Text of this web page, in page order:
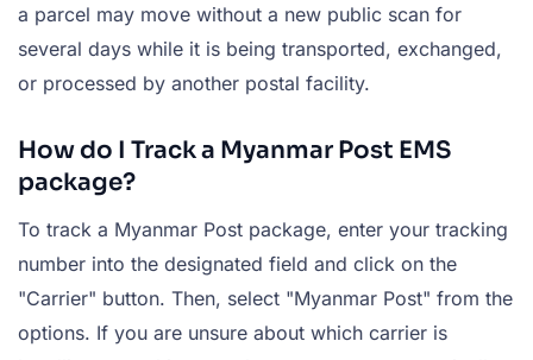
a parcel may move without a new public scan for
several days while it is being transported, exchanged,
or processed by another postal facility.
How do I Track a Myanmar Post EMS
package?
To track a Myanmar Post package, enter your tracking
number into the designated field and click on the
"Carrier" button. Then, select "Myanmar Post" from the
options. If you are unsure about which carrier is